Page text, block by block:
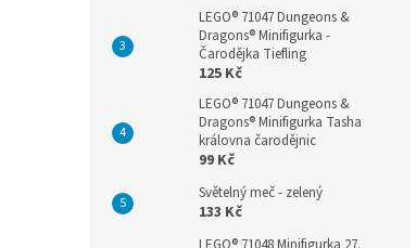
LEGO® 71047 Dungeons &
Dragons® Minifigurka -
Čarodějka Tiefling
125 Kč
LEGO® 71047 Dungeons &
Dragons® Minifigurka Tasha
královna čarodějnic
99 Kč
Světelný meč - zelený
133 Kč